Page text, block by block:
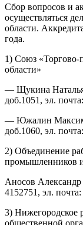
Сбор вопросов и
осуществляться
области.
года.
1) Союз «Торгово-
области»
— Щукина Наталья
доб.1051, эл. почта:
— Южалин Максим
доб.1060, эл. почта:
2) Объединение
промышленников
Аносов Александр
4152751, эл. почта:
3) Нижегородское
общественной